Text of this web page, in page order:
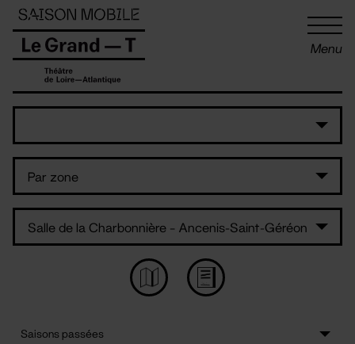
Menu
Panneau de gestion des cookies